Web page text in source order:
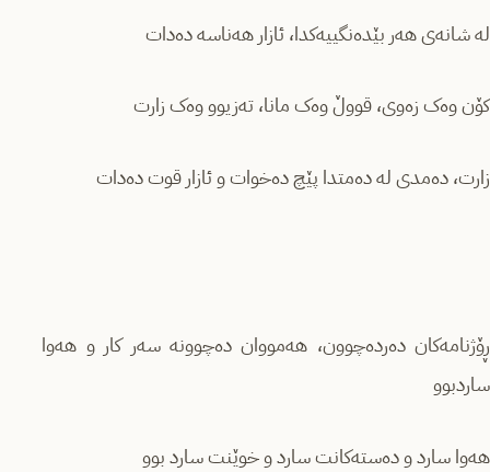
لە شانەی هەر بێدەنگییەکدا، ئازار هەناسە دەدات
کۆن وەک زەوی، قووڵ وەک مانا، تەزیوو وەک زارت
زارت، دەمدی لە دەمتدا پێچ دەخوات و ئازار قوت دەدات
ڕۆژنامەکان دەردەچوون، هەمووان دەچوونە سەر کار و هەوا
ساردبوو
هەوا سارد و دەستەکانت سارد و خوێنت سارد بوو